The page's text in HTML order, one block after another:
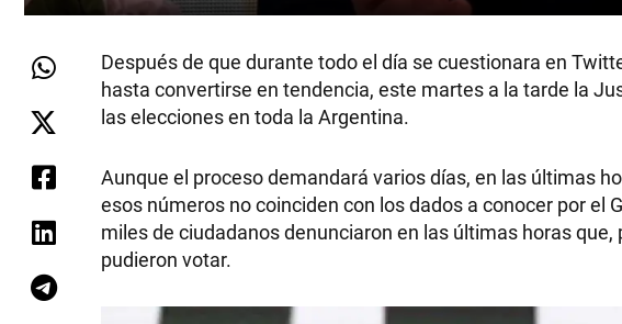
Después de que durante todo el día se cuestionara en
hasta convertirse en tendencia, este martes a la tarde la
las elecciones en toda la Argentina.
Aunque el proceso demandará varios días, en las últimas
esos números no coinciden con los dados a conocer por el
miles de ciudadanos denunciaron en las últimas horas
pudieron votar.